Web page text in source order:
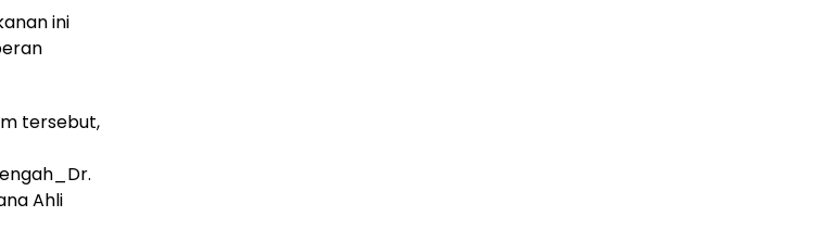
ini
tersebut,
Ahli